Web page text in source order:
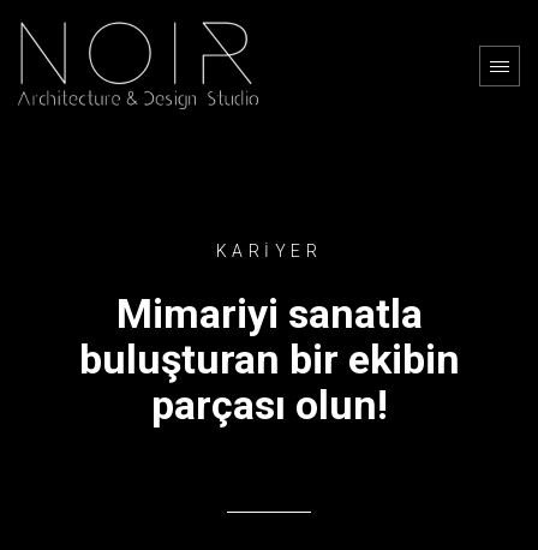
KARİYER
Mimariyi sanatla
buluşturan bir ekibin
parçası olun!